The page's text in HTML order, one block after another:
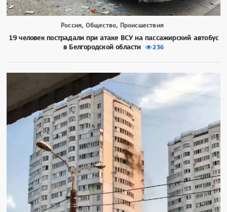
Россия, Общество, Происшествия
19 человек пострадали при атаке ВСУ на пассажирский автобус
в Белгородской области
236